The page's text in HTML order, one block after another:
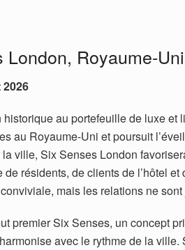
London, Royaume-Uni
au portefeuille de luxe et
au Royaume-Uni et poursuit
ville, Six Senses London
résidents, de clients de l’hôtel et
conviviale, mais les relations ne
premier Six Senses, un concept
avec le rythme de la